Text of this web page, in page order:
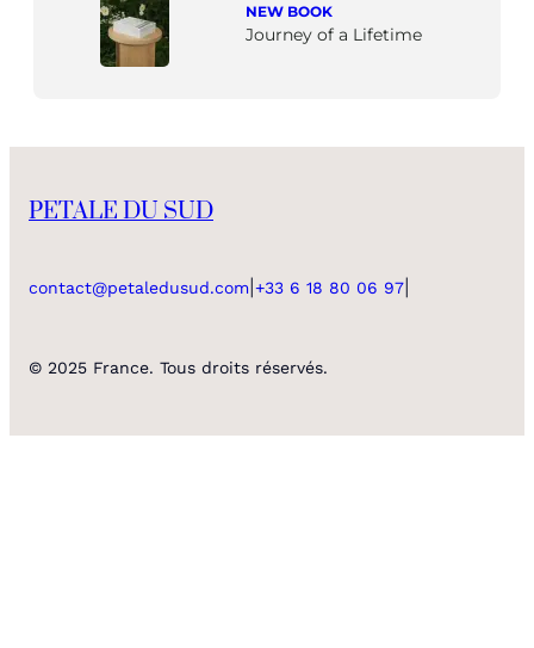
NEW BOOK
Journey of a Lifetime
PETALE DU SUD
contact@petaledusud.com +33 6 18 80 06 97
© 2025 France. Tous droits réservés.